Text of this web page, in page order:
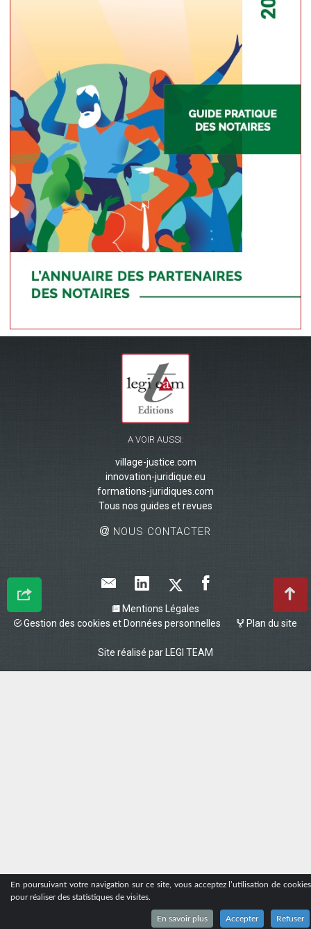
En poursuivant votre navigation sur ce site, vous acceptez l’utilisation de cookies
pour réaliser des statistiques de visites.
En savoir plus Accepter Refuser
A VOIR AUSSI:
village-justice.com
innovation-juridique.eu
formations-juridiques.com
Tous nos guides et revues
NOUS CONTACTER
Mentions Légales
Gestion des cookies et Données personnelles
Plan du site
Site réalisé par LEGI TEAM